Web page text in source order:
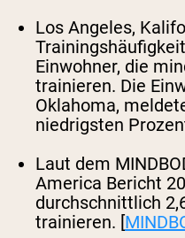
Los Angeles,
Einwohner, die
trainieren. Die
Oklahoma,
niedrigsten
Laut dem
America Bericht
durchschnittlich
trainieren. [